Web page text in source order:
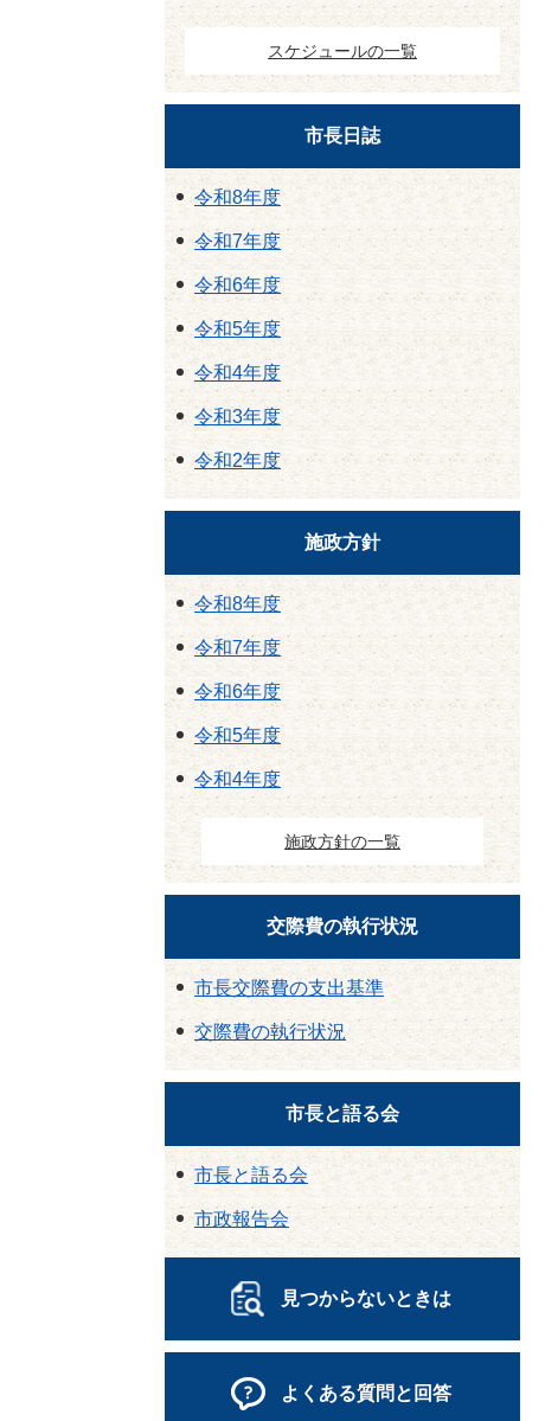
スケジュールの一覧
市長日誌
令和8年度
令和7年度
令和6年度
令和5年度
令和4年度
令和3年度
令和2年度
施政方針
令和8年度
令和7年度
令和6年度
令和5年度
令和4年度
施政方針の一覧
交際費の執行状況
市長交際費の支出基準
交際費の執行状況
市長と語る会
市長と語る会
市政報告会
見つからないときは
よくある質問と回答